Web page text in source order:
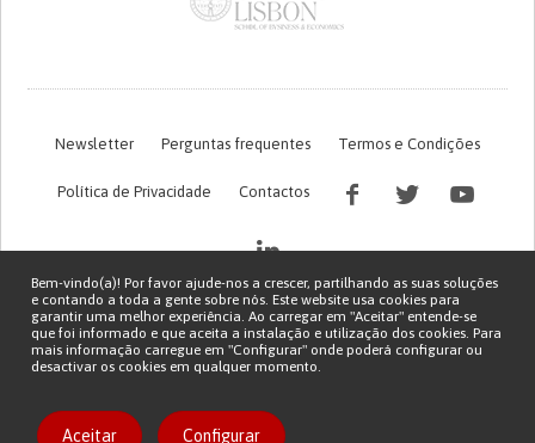
Newsletter Perguntas frequentes Termos e Condições
Política de Privacidade Contactos
Copyright © 2026 Patient Innovation.
Bem-vindo(a)! Por favor ajude-nos a crescer, partilhando as suas soluções
e contando a toda a gente sobre nós. Este website usa cookies para
garantir uma melhor experiência. Ao carregar em "Aceitar" entende-se
que foi informado e que aceita a instalação e utilização dos cookies. Para
mais informação carregue em "Configurar" onde poderá configurar ou
desactivar os cookies em qualquer momento.
Aceitar Configurar